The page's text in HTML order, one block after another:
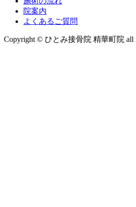
院案内
よくあるご質問
Copyright © ひとみ接骨院 精華町院 all